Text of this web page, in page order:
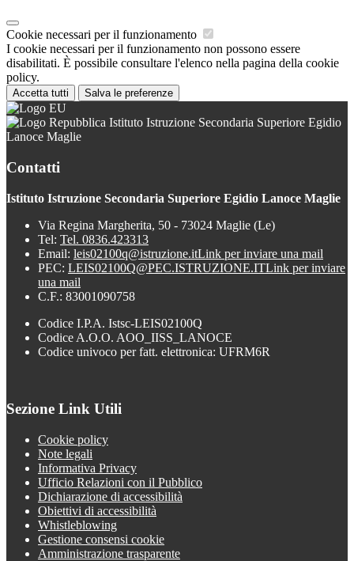
Cookie necessari per il funzionamento
I cookie necessari per il funzionamento non possono essere
disabilitati. È possibile consultare l'elenco nella pagina della cookie
policy.
Accetta tutti Salva le preferenze
Istituto Istruzione Secondaria Superiore Egidio
Lanoce Maglie
Contatti
Istituto Istruzione Secondaria Superiore Egidio Lanoce Maglie
Via Regina Margherita, 50 - 73024 Maglie (Le)
Tel: Tel. 0836.423313
Email: leis02100q@istruzione.itLink per inviare una mail
PEC: LEIS02100Q@PEC.ISTRUZIONE.ITLink per inviare
una mail
C.F.: 83001090758
Codice I.P.A. Istsc-LEIS02100Q
Codice A.O.O. AOO_IISS_LANOCE
Codice univoco per fatt. elettronica: UFRM6R
Sezione Link Utili
Cookie policy
Note legali
Informativa Privacy
Ufficio Relazioni con il Pubblico
Dichiarazione di accessibilità
Obiettivi di accessibilità
Whistleblowing
Gestione consensi cookie
Amministrazione trasparente